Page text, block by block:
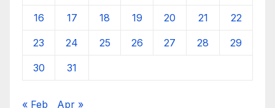
16 17 18 19 20 21 22
23 24 25 26 27 28 29
30 31
« Feb Apr »